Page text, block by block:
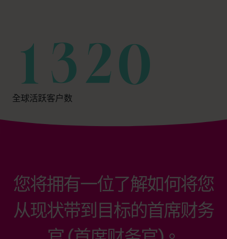
现金流管理.
利润优化.
战略增长.
安稳睡眠.
自由离身.
无牺牲的成功.
您所建立的人生.
提前退休.
全球活跃客户数
您将拥有一位了解如何将您
从现状带到目标的首席财务